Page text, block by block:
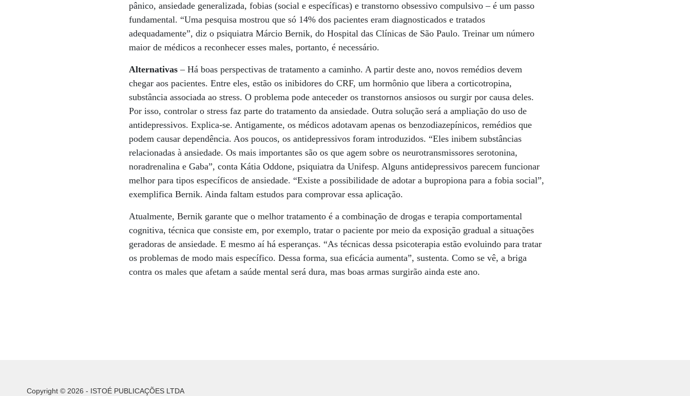
pânico, ansiedade generalizada, fobias (social e específicas) e transtorno obsessivo compulsivo – é um passo
fundamental. “Uma pesquisa mostrou que só 14% dos pacientes eram diagnosticados e tratados
adequadamente”, diz o psiquiatra Márcio Bernik, do Hospital das Clínicas de São Paulo. Treinar um número
maior de médicos a reconhecer esses males, portanto, é necessário.
Alternativas – Há boas perspectivas de tratamento a caminho. A partir deste ano, novos remédios devem
chegar aos pacientes. Entre eles, estão os inibidores do CRF, um hormônio que libera a corticotropina,
substância associada ao stress. O problema pode anteceder os transtornos ansiosos ou surgir por causa deles.
Por isso, controlar o stress faz parte do tratamento da ansiedade. Outra solução será a ampliação do uso de
antidepressivos. Explica-se. Antigamente, os médicos adotavam apenas os benzodiazepínicos, remédios que
podem causar dependência. Aos poucos, os antidepressivos foram introduzidos. “Eles inibem substâncias
relacionadas à ansiedade. Os mais importantes são os que agem sobre os neurotransmissores serotonina,
noradrenalina e Gaba”, conta Kátia Oddone, psiquiatra da Unifesp. Alguns antidepressivos parecem funcionar
melhor para tipos específicos de ansiedade. “Existe a possibilidade de adotar a bupropiona para a fobia social”,
exemplifica Bernik. Ainda faltam estudos para comprovar essa aplicação.
Atualmente, Bernik garante que o melhor tratamento é a combinação de drogas e terapia comportamental
cognitiva, técnica que consiste em, por exemplo, tratar o paciente por meio da exposição gradual a situações
geradoras de ansiedade. E mesmo aí há esperanças. “As técnicas dessa psicoterapia estão evoluindo para tratar
os problemas de modo mais específico. Dessa forma, sua eficácia aumenta”, sustenta. Como se vê, a briga
contra os males que afetam a saúde mental será dura, mas boas armas surgirão ainda este ano.
Copyright © 2026 - ISTOÉ PUBLICAÇÕES LTDA